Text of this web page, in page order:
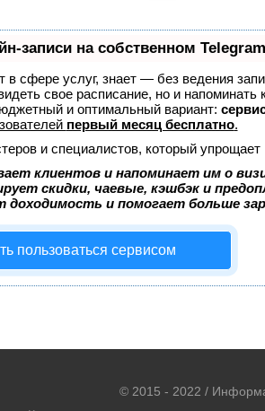
записи на собственном
в сфере услуг, знает — без ведения
свое расписание, но и напоминать
и оптимальный вариант:
первый месяц бесплатно.
и специалистов, который упрощает
клиентов и напоминает им о
скидки, чаевые, кэшбэк и
доходимость и помогает больше
пользоваться сервисом
© 2015 - 2022 /